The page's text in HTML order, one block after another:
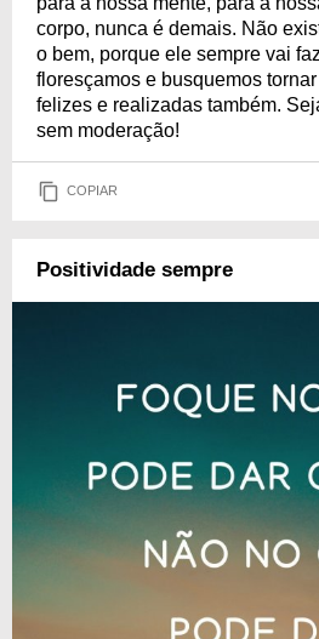
corpo, nunca é demais. Não
o bem, porque ele sempre vai
floresçamos e busquemos
felizes e realizadas também.
sem moderação!
COPIAR
Positividade sempre